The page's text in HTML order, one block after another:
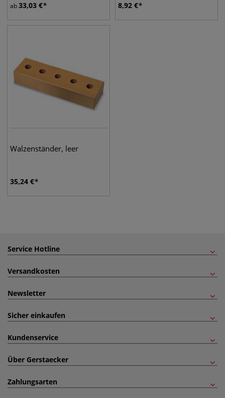
ab33,03 € 8,92 €
Walzenständer, leer
35,24 €
Service Hotline
Versandkosten
Newsletter
Sicher einkaufen
Kundenservice
Über Gerstaecker
Zahlungsarten